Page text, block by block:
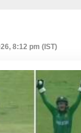
8:12 pm (IST)